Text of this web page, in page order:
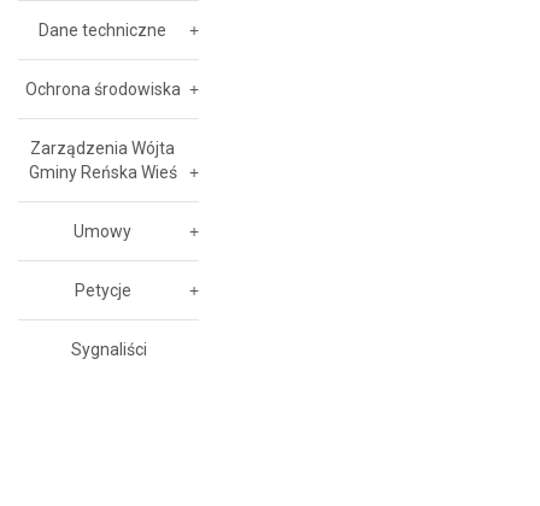
Dane techniczne
Ochrona środowiska
Zarządzenia Wójta
Gminy Reńska Wieś
Umowy
Petycje
Sygnaliści